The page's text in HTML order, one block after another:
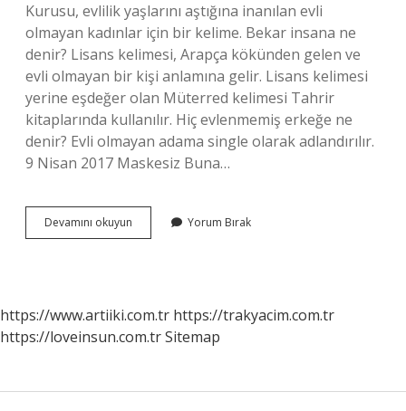
Kurusu, evlilik yaşlarını aştığına inanılan evli
olmayan kadınlar için bir kelime. Bekar insana ne
denir? Lisans kelimesi, Arapça kökünden gelen ve
evli olmayan bir kişi anlamına gelir. Lisans kelimesi
yerine eşdeğer olan Müterred kelimesi Tahrir
kitaplarında kullanılır. Hiç evlenmemiş erkeğe ne
denir? Evli olmayan adama single olarak adlandırılır.
9 Nisan 2017 Maskesiz Buna…
Devamını okuyun Evlenmeyen
Insanlara
Yorum Bırak
https://www.artiiki.com.tr https://trakyacim.com.tr
https://loveinsun.com.trSitemap